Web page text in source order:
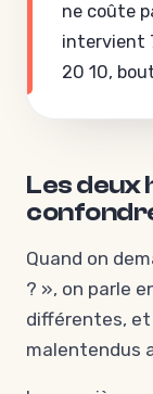
ne coûte
intervient
20 10,
Les deux
Quand on
? », on parle
différentes, et
malentendus